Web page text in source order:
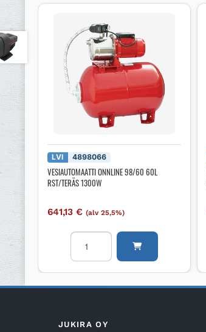
LVI 4898066
VESIAUTOMAATTI ONNLINE 98/60 60L
RST/TERÄS 1300W
641,13€ (alv 25,5%)
VESIAUTOMAATTI
ONNLINE
98/60
RST/TERÄS
JUKIRA OY